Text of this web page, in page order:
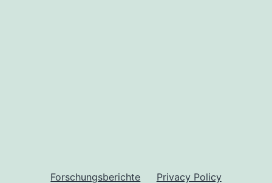
Forschungsberichte Privacy Policy